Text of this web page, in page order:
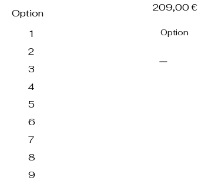
Option
1
2
3
4
5
6
7
8
9
Prix
209,00 €
Option